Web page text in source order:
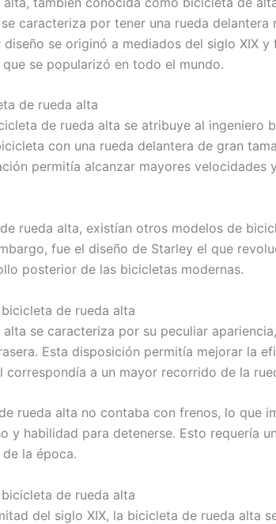
caracteriza por tener una rueda delantera
diseño se originó a mediados del siglo XIX
se popularizó en todo el mundo.
de rueda alta
de rueda alta se atribuye al ingeniero
con una rueda delantera de gran
permitía alcanzar mayores velocidades
rueda alta, existían otros modelos de
fue el diseño de Starley el que
posterior de las bicicletas modernas.
de rueda alta
se caracteriza por su peculiar
Esta disposición permitía mejorar la
correspondía a un mayor recorrido de la
rueda alta no contaba con frenos, lo que
y habilidad para detenerse. Esto requería
la época.
de rueda alta
del siglo XIX, la bicicleta de rueda alta